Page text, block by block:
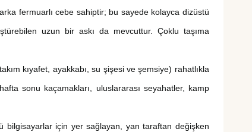
fermuarlı cebe sahiptir; bu sayede kolayca dizüstü
uzun bir askı da mevcuttur. Çoklu taşıma
kıyafet, ayakkabı, su şişesi ve şemsiye) rahatlıkla
sonu kaçamakları, uluslararası seyahatler, kamp
bilgisayarlar için yer sağlayan, yan taraftan değişken